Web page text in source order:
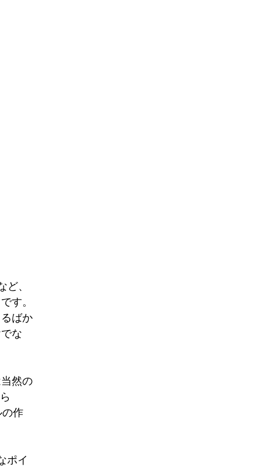
、
す。
ばか
な
然の
作
ポイ